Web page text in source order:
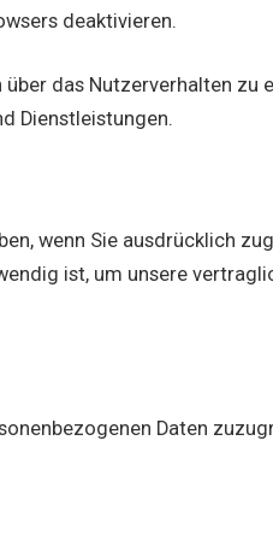
deaktivieren.
das Nutzerverhalten zu
Dienstleistungen.
wenn Sie ausdrücklich
ist, um unsere
Daten